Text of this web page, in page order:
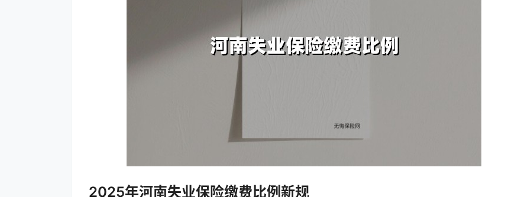
2025年河南失业保险缴费比例新规